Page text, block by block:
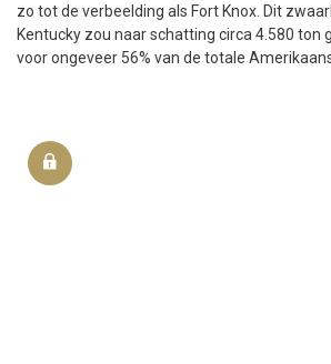
zo tot de verbeelding als Fort Knox. Dit
Kentucky zou naar schatting circa 4.580 ton
voor ongeveer 56% van de totale